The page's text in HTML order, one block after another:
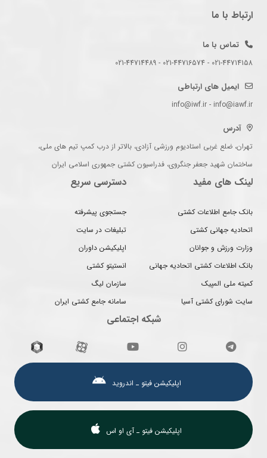
ارتباط با ما
تماس با ما
021-44714158 - 021-44716574 - 021-44714489
ایمیل های ارتباطی
info@iwf.ir - info@iawf.ir
آدرس
تهران، ضلع غربی استادیوم ورزشی آزادی، بالاتر از درب کمپ تیم های ملی،
ساختمان شهید جعفر جنگروی، فدراسیون کشتی جمهوری اسلامی ایران
لینک های مفید
بانک جامع اطلاعات کشتی
اتحادیه جهانی کشتی
وزارت ورزش و جوانان
بانک اطلاعات کشتی اتحادیه جهانی
کمیته ملی المپیک
سایت شورای کشتی آسیا
دسترسی سریع
جستجوی پیشرفته
تبلیغات در سایت
اپلیکیشن داوران
انستیتو کشتی
سازمان لیگ
سامانه جامع کشتی ایران
شبکه اجتماعی
اپلیکیشن فیتو ـ اندروید
اپلیکیشن فیتو ـ آی او اس